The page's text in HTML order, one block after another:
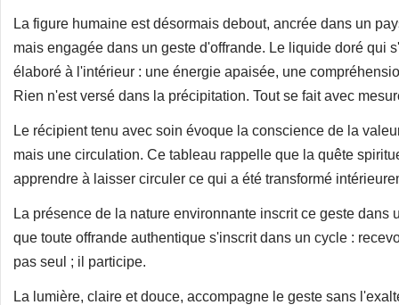
La figure humaine est désormais debout, ancrée dans un
mais engagée dans un geste d'offrande. Le liquide doré qui
élaboré à l'intérieur : une énergie apaisée, une
Rien n'est versé dans la précipitation. Tout se fait avec
Le récipient tenu avec soin évoque la conscience de la
mais une circulation. Ce tableau rappelle que la quête
apprendre à laisser circuler ce qui a été transformé
La présence de la nature environnante inscrit ce geste
que toute offrande authentique s'inscrit dans un cycle :
pas seul ; il participe.
La lumière, claire et douce, accompagne le geste sans